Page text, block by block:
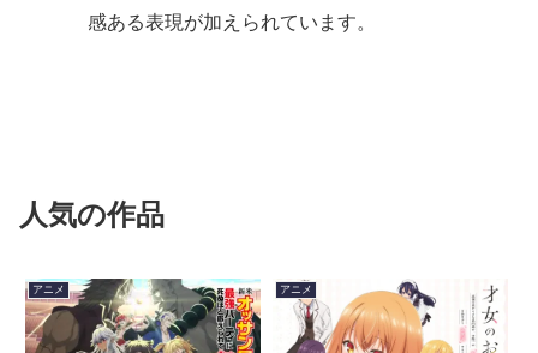
感ある表現が加えられています。
人気の作品
アニメ アニメ